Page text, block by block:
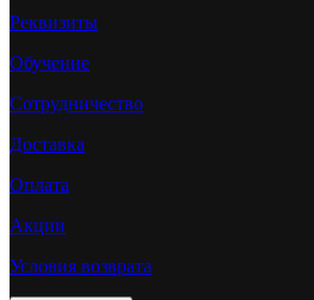
Реквизиты
Обучение
Сотрудничество
Доставка
Оплата
Акции
Условия возврата